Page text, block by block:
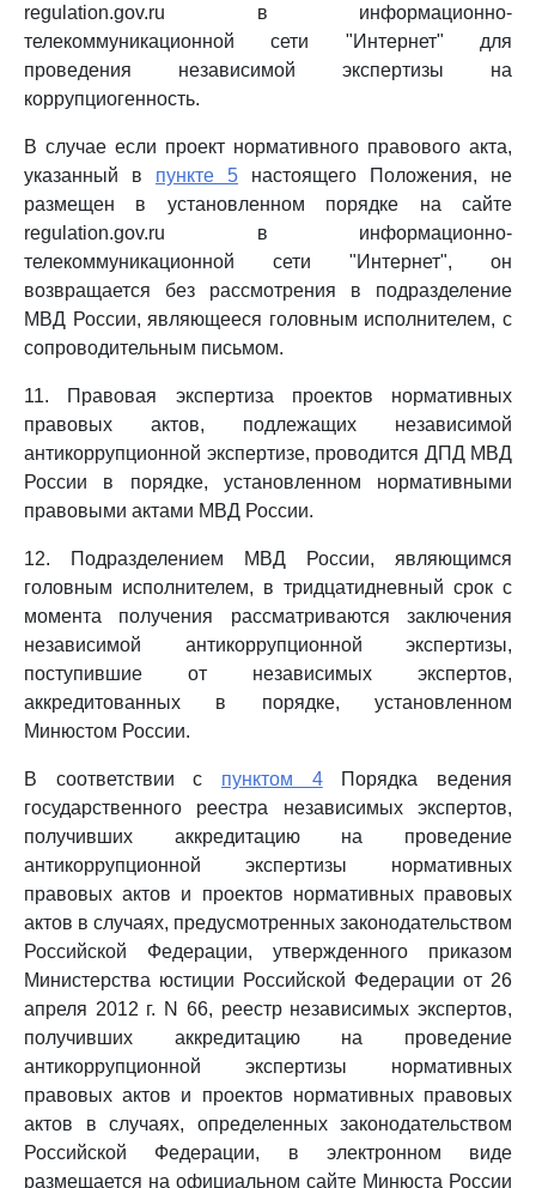
regulation.gov.ru в информационно-
телекоммуникационной сети "Интернет" для
проведения независимой экспертизы на
коррупциогенность.
В случае если проект нормативного правового акта,
указанный в пункте 5 настоящего Положения, не
размещен в установленном порядке на сайте
regulation.gov.ru в информационно-
телекоммуникационной сети "Интернет", он
возвращается без рассмотрения в подразделение
МВД России, являющееся головным исполнителем, с
сопроводительным письмом.
11. Правовая экспертиза проектов нормативных
правовых актов, подлежащих независимой
антикоррупционной экспертизе, проводится ДПД МВД
России в порядке, установленном нормативными
правовыми актами МВД России.
12. Подразделением МВД России, являющимся
головным исполнителем, в тридцатидневный срок с
момента получения рассматриваются заключения
независимой антикоррупционной экспертизы,
поступившие от независимых экспертов,
аккредитованных в порядке, установленном
Минюстом России.
В соответствии с пунктом 4Порядка ведения
государственного реестра независимых экспертов,
получивших аккредитацию на проведение
антикоррупционной экспертизы нормативных
правовых актов и проектов нормативных правовых
актов в случаях, предусмотренных законодательством
Российской Федерации, утвержденного приказом
Министерства юстиции Российской Федерации от 26
апреля 2012 г. N 66, реестр независимых экспертов,
получивших аккредитацию на проведение
антикоррупционной экспертизы нормативных
правовых актов и проектов нормативных правовых
актов в случаях, определенных законодательством
Российской Федерации, в электронном виде
размещается на официальном сайте Минюста России